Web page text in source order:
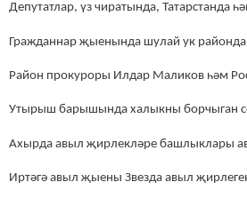
Депутатлар, үз чиратында,
Гражданнар җыенында шулай ук
Район прокуроры Илдар Маликов һәм
Утырыш барышында халыкны борчыган
Ахырда авыл җирлекләре башлыклары
Иртәгә авыл җыены Звезда авыл